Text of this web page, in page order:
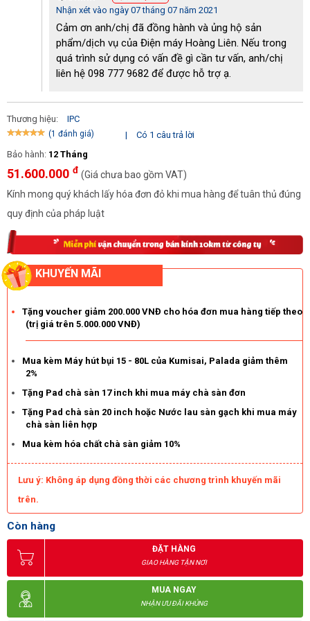
dụng máy đáp ứng lượng công việc vừa và nhỏ tại các đơn vị.
Bền bỉ, tiện dụng
Thân máy là sự kết hợp giữa nhựa cao cấp cùng inox chống gỉ.
Điều này giúp đem đến độ bền tối ưu cùng khả năng chống ăn
mòn cực tốt. Bộ điều khiển cũng được thiết kế trên thân máy cho
Bánh xe đa chiều cùng tay đẩy chắc chắn cũng được hãng tích
hợp trên IPC CT46 C50. Nhờ vậy người dùng có thể dễ dàng điều
hướng, sử dụng thiết bị.
Thương hiệu uy tín
Yếu tố thương hiệu cũng dần được khách hàng đặc biệt quan
tâm khi chọn mua
IPC là một trong những thương hiệu thiết bị công nghiệp lớn
được yêu thích trên phạm vi toàn cầu. Không chỉ được đảm bảo
tuyệt đối về chất lượng sản phẩm, dịch vụ, hãng còn đưa tới cho
khách hàng của mình vô vàn những lựa chọn hấp dẫn.
Mua máy chà sàn ở đâu tốt, giá rẻ?
Đơn vị cung ứng đóng vai trò đặc biệt quan trọng trong quá trình
chọn mua máy. Không chỉ chất lượng sản phẩm, giá bán mà nó
còn ảnh hưởng trực tiếp đến chế độ bảo hành máy. Bạn đang
phân vân không biết nên mua máy chà sàn ở đâu tốt, giá rẻ?
Nhận xét vào ngày 07 tháng 07 năm 2021
Cảm ơn anh/chị đã đồng hành và ủng hộ sản
phẩm/dịch vụ của Điện máy Hoàng Liên. Nếu trong
quá trình sử dụng có vấn đề gì cần tư vấn, anh/chị
liên hệ 098 777 9682 để được hỗ trợ ạ.
Thương hiệu: IPC
(1 đánh giá) |
Có 1 câu trả lời
Bảo hành: 12 Tháng
51.600.000 đ (Giá chưa bao gồm VAT)
Kính mong quý khách lấy hóa đơn đỏ khi mua hàng để tuân thủ đúng
quy định của pháp luật
KHUYẾN MÃI
Tặng voucher giảm 200.000 VNĐ cho hóa đơn mua hàng tiếp theo
(trị giá trên 5.000.000 VNĐ)
Mua kèm Máy hút bụi 15 - 80L của Kumisai, Palada giảm thêm
2%
Tặng Pad chà sàn 17 inch khi mua máy chà sàn đơn
Tặng Pad chà sàn 20 inch hoặc Nước lau sàn gạch khi mua máy
chà sàn liên hợp
Mua kèm hóa chất chà sàn giảm 10%
Lưu ý: Không áp dụng đồng thời các chương trình khuyến mãi
trên.
Còn hàng
ĐẶT HÀNG
GIAO HÀNG TẬN NƠI
MUA NGAY
NHẬN ƯU ĐÃI KHỦNG